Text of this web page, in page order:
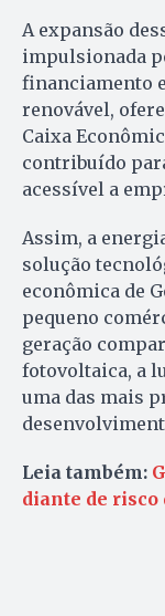
A expansão
impulsionada
financiamento
renovável,
Caixa
contribuído
acessível a
Assim, a
solução
econômica de
pequeno
geração
fotovoltaica, a
uma das mais
Leia também:
diante de risco